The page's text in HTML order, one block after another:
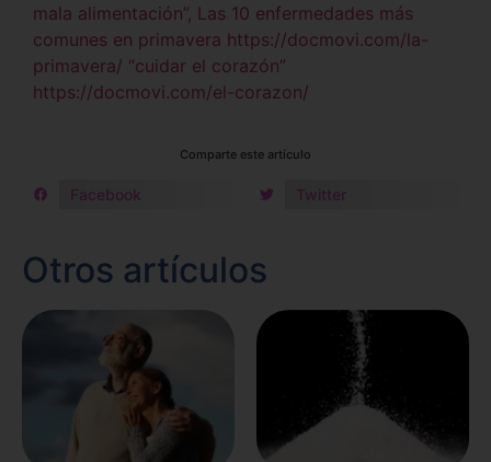
mala alimentación”, Las 10 enfermedades más
comunes en primavera https://docmovi.com/la-
primavera/ “cuidar el corazón”
https://docmovi.com/el-corazon/
Comparte este artículo
Facebook Twitter
Otros artículos